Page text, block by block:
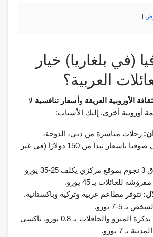
(في بلغاريا) خيار
العربية؟
الأوروبية العريقة وأسعار تنافسية لا
أوروبية أخرى. إليك الأسباب:
رحلات مباشرة من دبي، الدوحة،
والرياض إلى صوفيا بأسعار تبدأ من 150 دولارًا (في غير
فندق 3 نجوم بموقع مركزي يكلف 25-35 يورو
للعائلات بـ 45 يورو.
تتوفر مطاعم عربية وتركية وباكستانية.
بـ 5-7 يورو.
تذكرة المترو والحافلات بـ 0.8 يورو. تاكسي
بـ 7 يورو.